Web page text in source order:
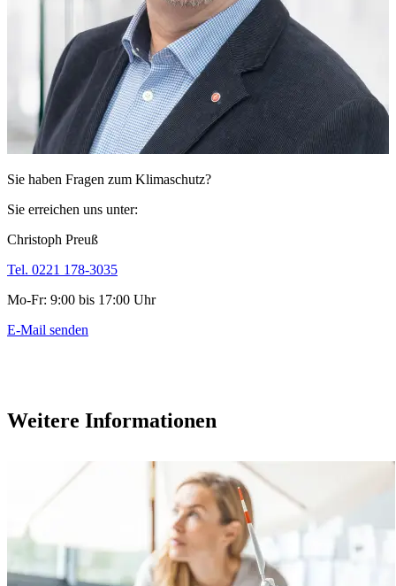
Sie haben Fragen zum Klimaschutz?
Sie erreichen uns unter:
Christoph Preuß
Tel. 0221 178-3035
Mo-Fr: 9:00 bis 17:00 Uhr
E-Mail senden
Weitere Informationen